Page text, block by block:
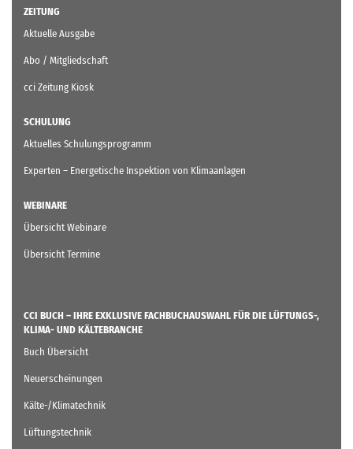
ZEITUNG
Aktuelle Ausgabe
Abo / Mitgliedschaft
cci Zeitung Kiosk
SCHULUNG
Aktuelles Schulungsprogramm
Experten – Energetische Inspektion von Klimaanlagen
WEBINARE
Übersicht Webinare
Übersicht Termine
CCI BUCH – IHRE EXKLUSIVE FACHBUCHAUSWAHL FÜR DIE LÜFTUNGS-,
KLIMA- UND KÄLTEBRANCHE
Buch Übersicht
Neuerscheinungen
Kälte-/Klimatechnik
Lüftungstechnik